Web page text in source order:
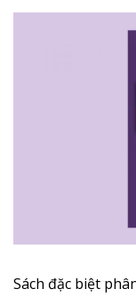
Sách đặc biệt